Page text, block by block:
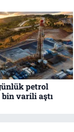
petrol
varili aştı